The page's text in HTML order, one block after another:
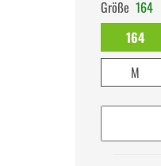
Größe 164
164
M